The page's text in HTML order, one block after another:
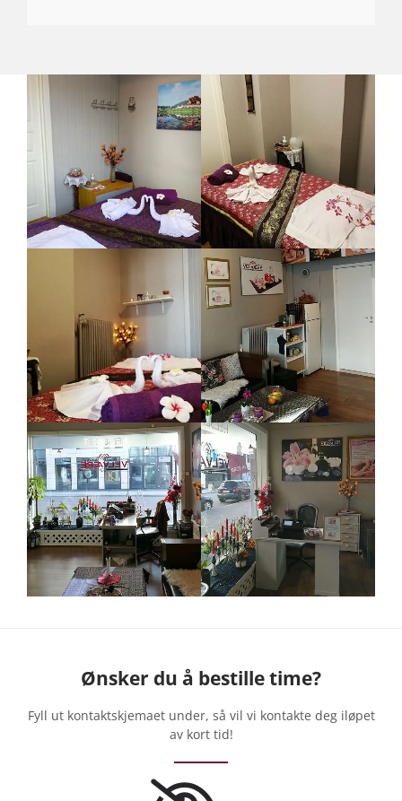
Ønsker du å bestille time?
Fyll ut kontaktskjemaet under, så vil vi kontakte deg iløpet
av kort tid!